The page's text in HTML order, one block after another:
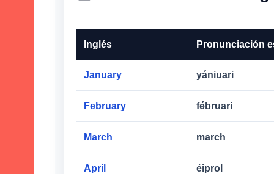
Inglés Pronunciación
January yániuari
February fébruari
March march
April éiprol